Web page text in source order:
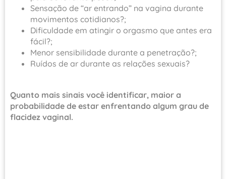
Sensação de “ar entrando” na vagina durante
movimentos cotidianos?;
Dificuldade em atingir o orgasmo que antes era
fácil?;
Menor sensibilidade durante a penetração?;
Ruídos de ar durante as relações sexuais?
Quanto mais sinais você identificar, maior a
probabilidade de estar enfrentando algum grau de
flacidez vaginal.